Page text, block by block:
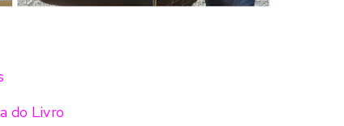
do Livro